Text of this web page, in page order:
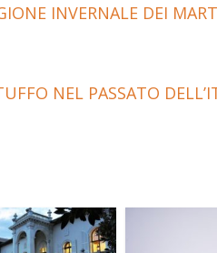
INVERNALE DEI
NEL PASSATO